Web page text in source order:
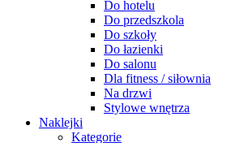
Do hotelu
Do przedszkola
Do szkoły
Do łazienki
Do salonu
Dla fitness / siłownia
Na drzwi
Stylowe wnętrza
Naklejki
Kategorie